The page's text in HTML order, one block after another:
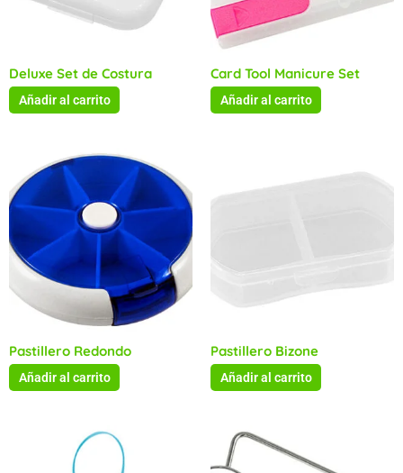
Deluxe Set de Costura
Añadir al carrito
Card Tool Manicure Set
Añadir al carrito
Pastillero Redondo
Añadir al carrito
Pastillero Bizone
Añadir al carrito